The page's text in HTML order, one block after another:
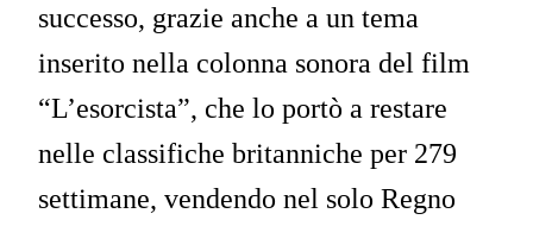
successo, grazie anche a un tema
inserito nella colonna sonora del film
“L’esorcista”, che lo portò a restare
nelle classifiche britanniche per 279
settimane, vendendo nel solo Regno